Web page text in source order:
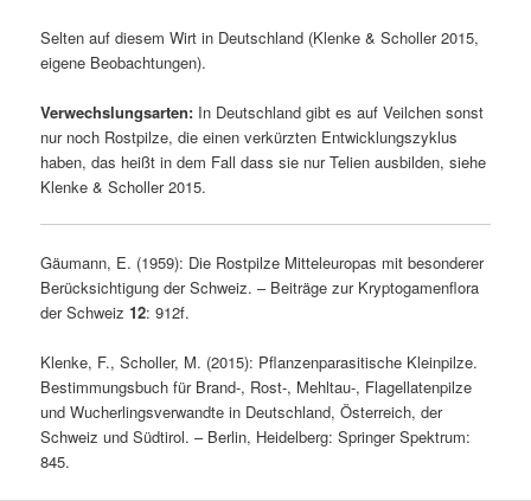
Selten auf diesem Wirt in Deutschland (Klenke & Scholler 2015,
eigene Beobachtungen).
Verwechslungsarten: In Deutschland gibt es auf Veilchen sonst
nur noch Rostpilze, die einen verkürzten Entwicklungszyklus
haben, das heißt in dem Fall dass sie nur Telien ausbilden, siehe
Klenke & Scholler 2015.
Gäumann, E. (1959): Die Rostpilze Mitteleuropas mit besonderer
Berücksichtigung der Schweiz. – Beiträge zur Kryptogamenflora
der Schweiz12: 912f.
Klenke, F., Scholler, M. (2015): Pflanzenparasitische Kleinpilze.
Bestimmungsbuch für Brand-, Rost-, Mehltau-, Flagellatenpilze
und Wucherlingsverwandte in Deutschland, Österreich, der
Schweiz und Südtirol. – Berlin, Heidelberg: Springer Spektrum:
845.